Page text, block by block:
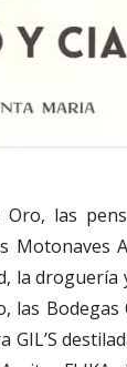
las
Motonaves
la
las
GIL’S